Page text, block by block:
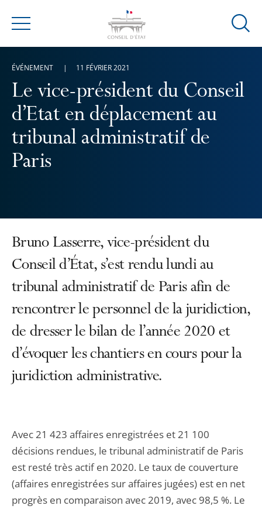
Menu
Ouvrir
Le vice-président du Conseil
d’Etat en déplacement au
tribunal administratif de
Paris
ÉVÉNEMENT 11 FÉVRIER 2021
Bruno Lasserre, vice-président du
Conseil d’État, s’est rendu lundi au
tribunal administratif de Paris afin de
rencontrer le personnel de la juridiction,
de dresser le bilan de l’année 2020 et
d’évoquer les chantiers en cours pour la
juridiction administrative.
Avec 21 423 affaires enregistrées et 21 100
décisions rendues, le tribunal administratif de Paris
est resté très actif en 2020. Le taux de couverture
(affaires enregistrées sur affaires jugées) est en net
progrès en comparaison avec 2019, avec 98,5 %. Le